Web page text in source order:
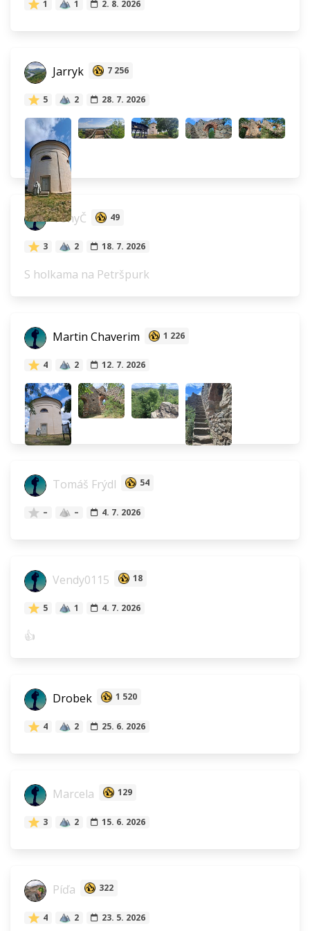
1 1 2. 8. 2026
Jarryk 7 256
5 2 28. 7. 2026
TonyČ 49
3 2 18. 7. 2026
S holkama na Petršpurk
Martin Chaverim 1 226
4 2 12. 7. 2026
Tomáš Frýdl 54
– – 4. 7. 2026
Vendy0115 18
5 1 4. 7. 2026
👍
Drobek 1 520
4 2 25. 6. 2026
Marcela 129
3 2 15. 6. 2026
Píďa 322
4 2 23. 5. 2026